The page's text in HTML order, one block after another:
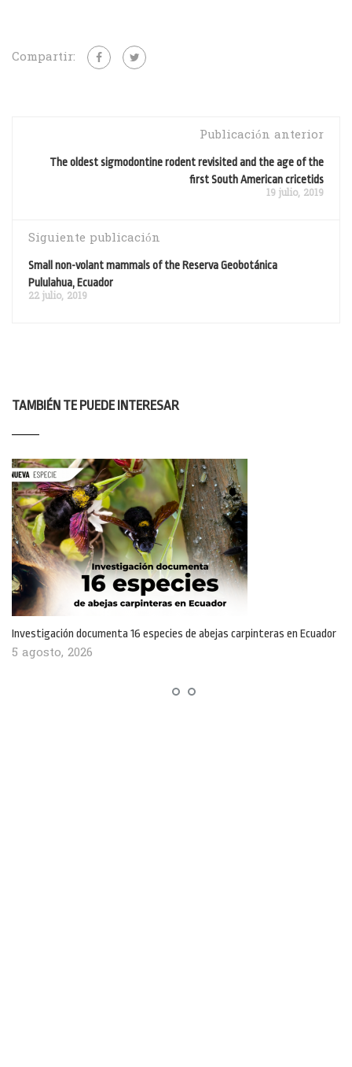
Compartir:
Publicación anterior
The oldest sigmodontine rodent revisited and the age of the
first South American cricetids
19 julio, 2019
Siguiente publicación
Small non-volant mammals of the Reserva Geobotánica
Pululahua, Ecuador
22 julio, 2019
TAMBIÉN TE PUEDE INTERESAR
Investigación documenta 16 especies de abejas carpinteras en Ecuador
5 agosto, 2026